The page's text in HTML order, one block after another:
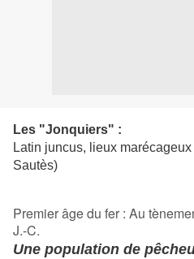
Les "Jonquiers" :
Latin juncus, lieux
Sautès)
Premier âge du fer : Au
J.-C.
Une population de